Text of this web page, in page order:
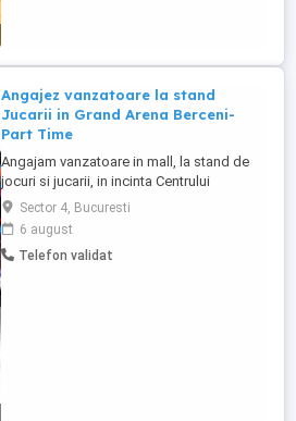
Angajez vanzatoare la stand
Jucarii in Grand Arena Berceni-
Part Time
Angajam vanzatoare in mall, la stand de
jocuri si jucarii, in incinta Centrului
Comercial Grand Arena. Job-ul se
adreseaza doar persoanelor care MAI AU
UN LOC DE MUNCA DEJA, si pot lucra un
week-end la doua saptamani (4-5 zile
Sector 4, Bucuresti
6 august
Telefon validat